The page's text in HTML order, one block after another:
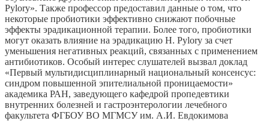
Pylory». Также профессор предоставил данные о том, что
некоторые пробиотики эффективно снижают побочные
эффекты эрадикационной терапии. Более того, пробиотики
могут оказать влияние на эрадикацию H. Pylory за счет
уменьшения негативных реакций, связанных с применением
антибиотиков. Особый интерес слушателей вызвал доклад
«Первый мультидисциплинарный национальный консенсус:
синдром повышенной эпителиальной проницаемости»
академика РАН, заведующего кафедрой пропедевтики
внутренних болезней и гастроэнтерологии лечебного
факультета ФГБОУ ВО МГМСУ им. А.И. Евдокимова